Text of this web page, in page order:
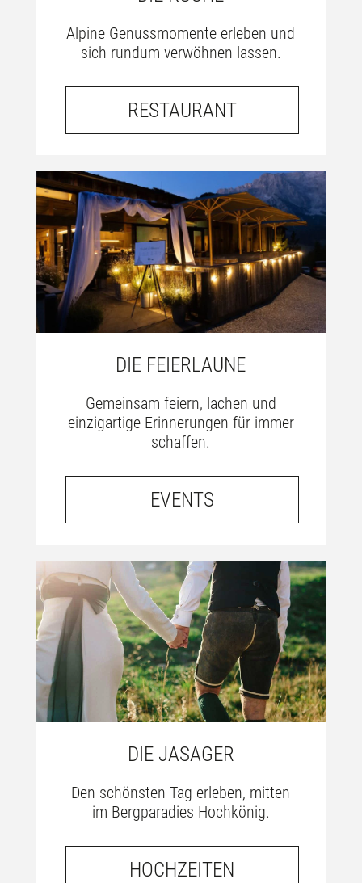
Alpine Genussmomente erleben und
sich rundum verwöhnen lassen.
RESTAURANT
DIE FEIERLAUNE
Gemeinsam feiern, lachen und
einzigartige Erinnerungen für immer
schaffen.
EVENTS
DIE JASAGER
Den schönsten Tag erleben, mitten
im Bergparadies Hochkönig.
HOCHZEITEN